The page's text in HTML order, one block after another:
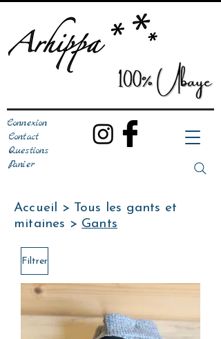
Connexion
Contact
Questions
Panier
Accueil > Tous les gants et
mitaines > Gants
Filtrer